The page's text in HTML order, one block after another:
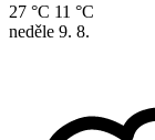
27 °C 11 °C
neděle 9. 8.